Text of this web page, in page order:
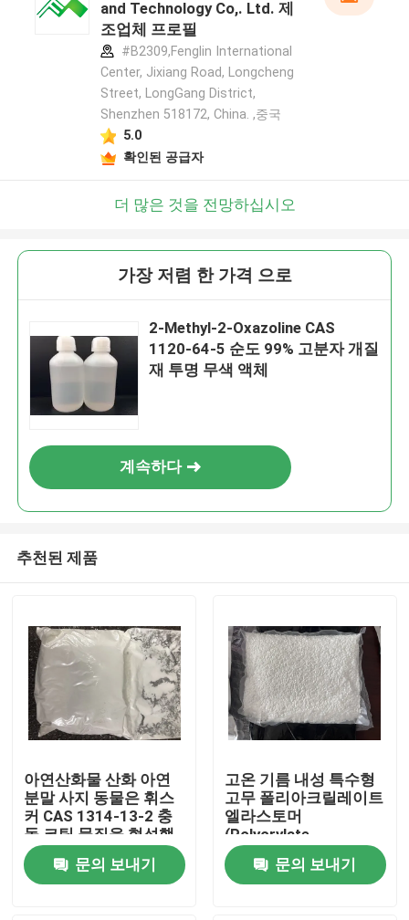
집
and Technology Co,. Ltd. 제
조업체 프로필
#B2309,Fenglin International
Center, Jixiang Road, Longcheng
Street, LongGang District,
Shenzhen 518172, China. ,중국
5.0
확인된 공급자
더 많은 것을 전망하십시오
가장 저렴 한 가격 으로
2-Methyl-2-Oxazoline CAS
1120-64-5 순도 99% 고분자 개질
재 투명 무색 액체
계속하다
추천된 제품
아연산화물 산화 아연
분말 사지 동물은 휘스
커 CAS 1314-13-2 충
돌 코팅 물질을 형성했
습니다
문의 보내기
고온 기름 내성 특수형
고무 폴리아크릴레이트
엘라스토머
(Polycrylate
elastomers) (ACM) 는
어려운 밀폐 격리 및 완
화 문제를 해결할 수있
문의 보내기